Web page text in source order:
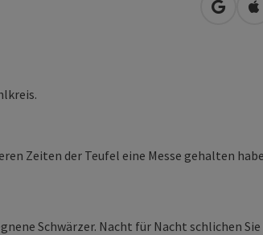
in
Zeiten der Teufel eine Messe gehalten
Schwärzer. Nacht für Nacht schlichen Sie